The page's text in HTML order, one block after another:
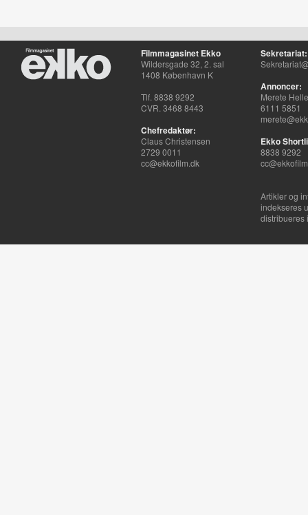
Filmmagasinet Ekko
Wildersgade 32, 2. sal
1408 København K
Tlf. 8838 9292
CVR. 3468 8443
Chefredaktør:
Claus Christensen
2729 0011
cc@ekkofilm.dk
Sekretariat:
Annoncer:
Merete
6111 5851
Ekko
8838 9292
Artikler og
indekseres
distribueres